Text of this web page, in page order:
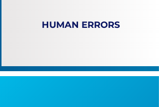
HUMAN ERRORS